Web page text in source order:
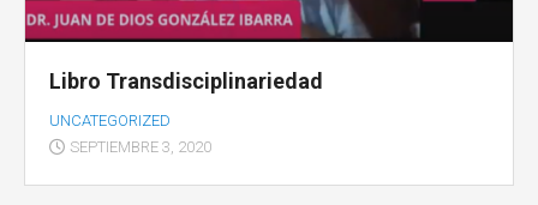
Libro Transdisciplinariedad
UNCATEGORIZED
SEPTIEMBRE 3, 2020